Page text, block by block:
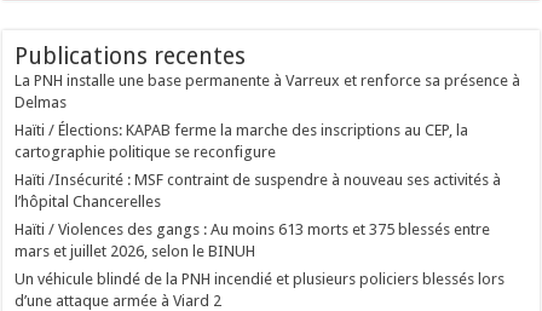
Publications recentes
La PNH installe une base permanente à Varreux et renforce sa présence à
Delmas
Haïti / Élections: KAPAB ferme la marche des inscriptions au CEP, la
cartographie politique se reconfigure
Haïti /Insécurité : MSF contraint de suspendre à nouveau ses activités à
l’hôpital Chancerelles
Haïti / Violences des gangs : Au moins 613 morts et 375 blessés entre
mars et juillet 2026, selon le BINUH
Un véhicule blindé de la PNH incendié et plusieurs policiers blessés lors
d’une attaque armée à Viard 2